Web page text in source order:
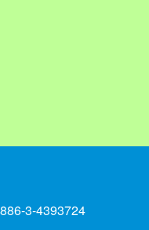
3-4393724